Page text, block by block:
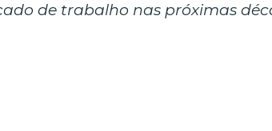
de trabalho nas próximas